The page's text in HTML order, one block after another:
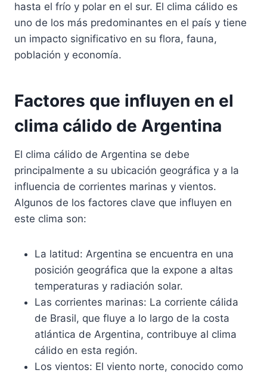
hasta el frío y polar en el sur. El clima cálido es
uno de los más predominantes en el país y tiene
un impacto significativo en su flora, fauna,
población y economía.
Factores que influyen en el
clima cálido de Argentina
El clima cálido de Argentina se debe
principalmente a su ubicación geográfica y a la
influencia de corrientes marinas y vientos.
Algunos de los factores clave que influyen en
este clima son:
La latitud: Argentina se encuentra en una
posición geográfica que la expone a altas
temperaturas y radiación solar.
Las corrientes marinas: La corriente cálida
de Brasil, que fluye a lo largo de la costa
atlántica de Argentina, contribuye al clima
cálido en esta región.
Los vientos: El viento norte, conocido como